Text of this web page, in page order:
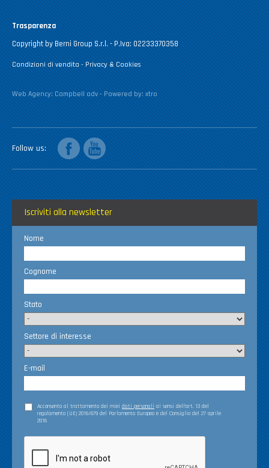
Trasparenza
Copyright by Berni Group S.r.l. - P.Iva: 02233370358
Condizioni di vendita - Privacy & Cookies
Web Agency: Campbell adv - Powered by: xtro
Follow us
facebookyoutube
Iscriviti alla newsletter
Nome
Cognome
Stato
Settore di interesse
E-mail
Acconsento al trattamento dei miei dati personali ai sensi dell’art. 13 del
regolamento (UE) 2016/679 del Parlamento Europeo e del Consiglio del 27 aprile
2016